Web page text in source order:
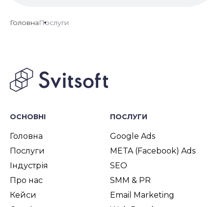
ГоловнаПослуги
ОСНОВНІ
Головна
Послуги
Індустрія
Про нас
Кейси
ПОСЛУГИ
Google Ads
META (Facebook) Ads
SEO
SMM & PR
Email Marketing